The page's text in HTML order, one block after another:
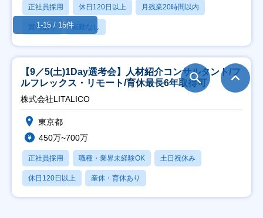
正社員採用 休日120日以上 月残業20時間以内
賞与あり 転勤なし
【9／5(土)1Day選考会】人材紹介コンサルタント/フ
ルフレックス・リモート/育休最長6年取得可
株式会社LITALICO
東京都
450万~700万
正社員採用 職種・業界未経験OK 土日祝休み
休日120日以上 産休・育休あり
1-15 / 15件